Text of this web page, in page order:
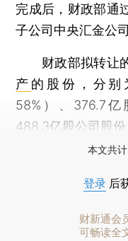
完成后，财政部通
子公司中央汇金公
财政部拟转让的
产 的股份，分别
58%）、376.7
488.3亿股公司股份
本文共
登录 后
财新通会
可畅读全